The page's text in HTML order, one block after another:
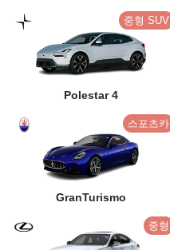
중형 SUV
Polestar 4
스포츠카
GranTurismo
중형